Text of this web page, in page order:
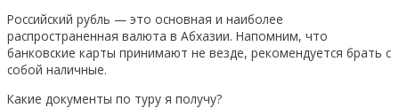
Российский рубль — это основная и наиболее
распространенная валюта в Абхазии. Напомним, что
банковские карты принимают не везде, рекомендуется брать с
собой наличные.
Какие документы по туру я получу?